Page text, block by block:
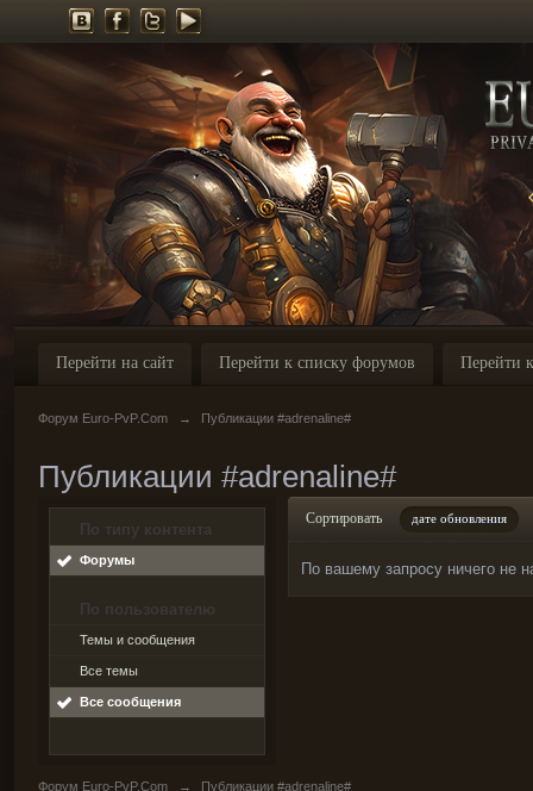
Перейти на сайт Перейти к списку форумов Перейти
Форум Euro-PvP.Com → Публикации #adrenaline#
Публикации #adrenaline#
По типу контента
Форумы
По пользователю
Темы и сообщения
Все темы
Все сообщения
Сортировать дате обновления
По вашему запросу ничего не
Форум Euro-PvP.Com → Публикации #adrenaline#